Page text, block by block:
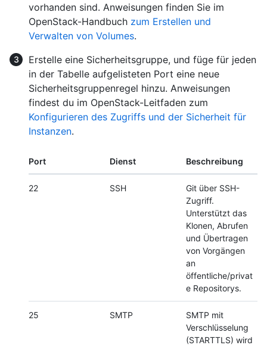
vorhanden sind. Anweisungen finden Sie im
OpenStack-Handbuch zum Erstellen und
Verwalten von Volumes.
Erstelle eine Sicherheitsgruppe, und füge für jeden
in der Tabelle aufgelisteten Port eine neue
Sicherheitsgruppenregel hinzu. Anweisungen
findest du im OpenStack-Leitfaden zum
Konfigurieren des Zugriffs und der Sicherheit für
Instanzen.
Port Dienst Beschreibung
22 SSH
Git über SSH-
Zugriff.
Unterstützt das
Klonen, Abrufen
und Übertragen
von Vorgängen
an
öffentliche/privat
e Repositorys.
25 SMTP
SMTP mit
Verschlüsselung
(STARTTLS) wird